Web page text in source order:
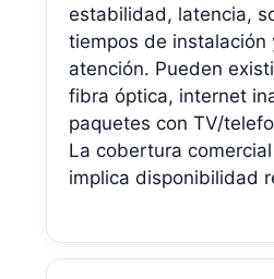
estabilidad, latencia,
tiempos de instalación
atención. Pueden
fibra óptica, internet
paquetes con TV/
La cobertura
implica disponibilidad